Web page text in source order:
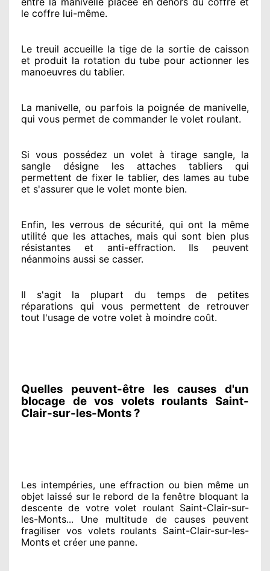
le coffre lui-même.
Le treuil accueille la tige de la sortie de caisson
et produit la rotation du tube pour actionner les
manoeuvres du tablier.
La manivelle, ou parfois la poignée de manivelle,
qui vous permet de commander le volet roulant.
Si vous possédez un volet à tirage sangle, la
sangle désigne les attaches tabliers qui
permettent de fixer le tablier, des lames au tube
et s'assurer que le volet monte bien.
Enfin, les verrous de sécurité, qui ont la même
utilité que les attaches, mais qui sont bien plus
résistantes et anti-effraction. Ils peuvent
néanmoins aussi se casser.
Il s'agit la plupart du tempsde petites
réparations qui vous permettent de retrouver
tout l'usage de votre volet à moindre coût.
Quelles peuvent-être les causes d'un
blocage de vos volets roulants Saint-
Clair-sur-les-Monts ?
Les intempéries, une effraction ou bien même un
objet laissé sur le rebord de la fenêtre bloquant la
descente de votre volet roulant Saint-Clair-sur-
les-Monts... Une multitude decauses peuvent
fragiliser vos volets roulants Saint-Clair-sur-les-
Monts et créer une panne.